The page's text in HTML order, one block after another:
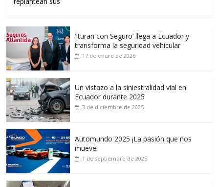
‘Ituran con Seguro’ llega a Ecuador y
transforma la seguridad vehicular
17 de enero de 2026
Un vistazo a la siniestralidad vial en
Ecuador durante 2025
3 de diciembre de 2025
Automundo 2025 ¡La pasión que nos
mueve!
1 de septiembre de 2025